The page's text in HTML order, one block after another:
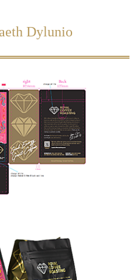
Dylunio